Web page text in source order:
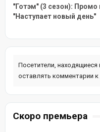
"Готэм" (3 сезон):
"Наступает новый день"
Посетители, находящиеся
оставлять комментарии к
Скоро премьера